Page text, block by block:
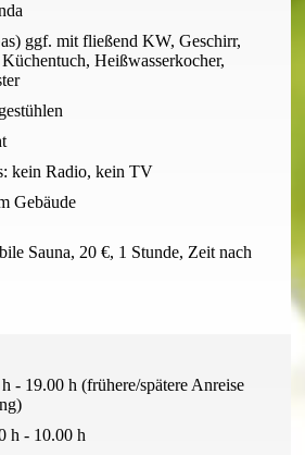
ggf. mit fließend KW, Geschirr,
Heißwasserkocher,
kein Radio, kein TV
Gebäude
Sauna, 20 €, 1 Stunde, Zeit nach
- 19.00 h (frühere/spätere Anreise
h - 10.00 h